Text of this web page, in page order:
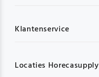
Klantenservice
Locaties Horecasupply